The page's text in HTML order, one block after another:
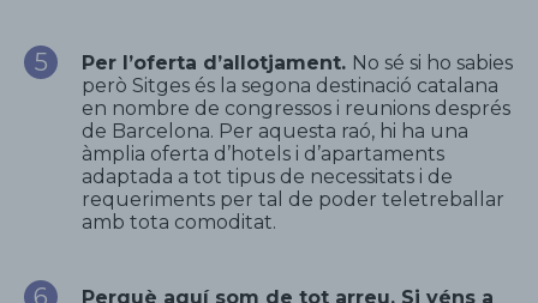
Per l’oferta d’allotjament. No sé si ho sabies
però Sitges és la segona destinació catalana
en nombre de congressos i reunions després
de Barcelona. Per aquesta raó, hi ha una
àmplia oferta d’hotels i d’apartaments
adaptada a tot tipus de necessitats i de
requeriments per tal de poder teletreballar
amb tota comoditat.
Perquè aquí som de tot arreu. Si véns a